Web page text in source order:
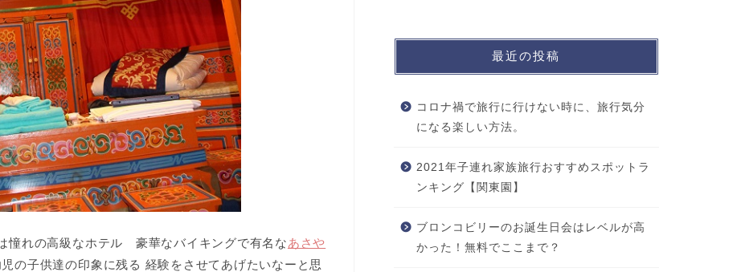
憧れの高級なホテル 豪華なバイキングで有名なあさや
の子供達の印象に残る 経験をさせてあげたいなーと思
最近の投稿
コロナ禍で旅行に行けない時に、旅行気分
になる楽しい方法。
2021年子連れ家族旅行おすすめスポットラ
ンキング【関東園】
ブロンコビリーのお誕生日会はレベルが高
かった！無料でここまで？